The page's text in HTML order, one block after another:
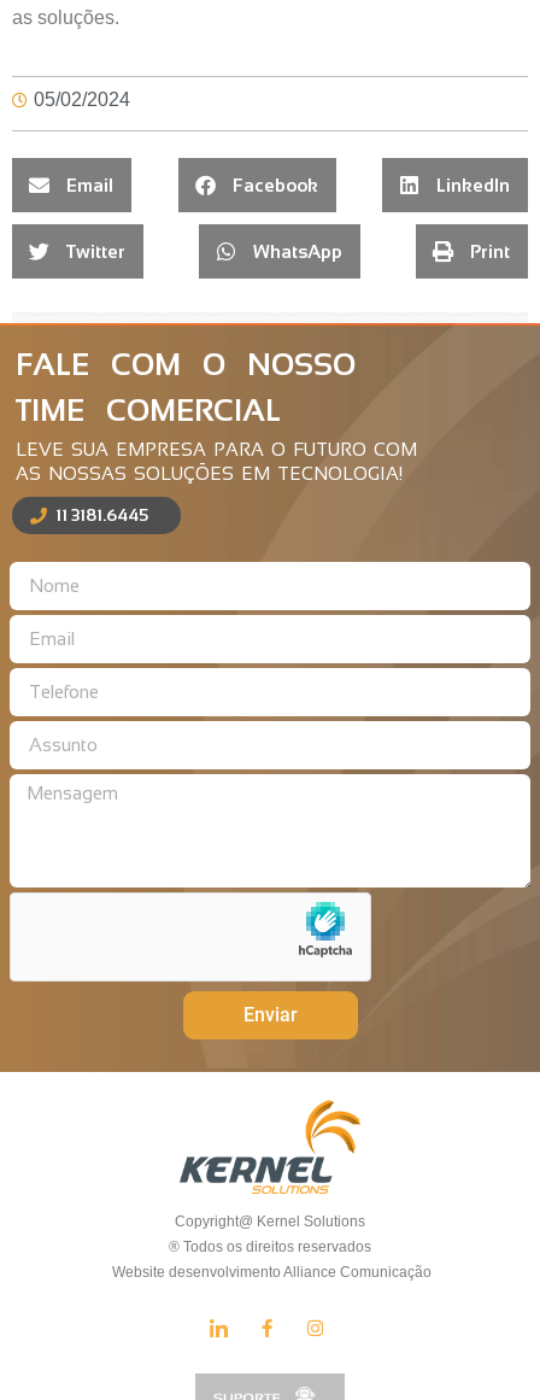
as soluções.
05/02/2024
Email Facebook LinkedIn
Twitter WhatsApp Print
FALE COM O NOSSO
TIME COMERCIAL
LEVE SUA EMPRESA PARA O FUTURO COM
AS NOSSAS SOLUÇÕES EM TECNOLOGIA!
11 3181.6445
Enviar
Copyright@ Kernel Solutions
® Todos os direitos reservados
Website desenvolvimento Alliance Comunicação